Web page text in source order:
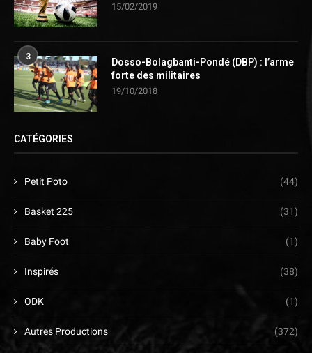
15/02/2019
3
Dosso-Bolagbanti-Pondé (DBP) : l’arme
forte des militaires
19/10/2018
CATÉGORIES
Petit Poto (44)
Basket 225 (31)
Baby Foot (1)
Inspirés (38)
ODK (1)
Autres Productions (372)